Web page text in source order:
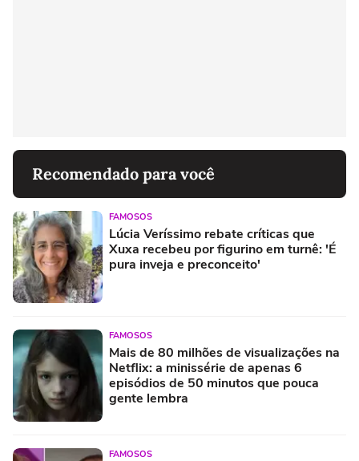
Recomendado para você
FAMOSOS
Lúcia Veríssimo rebate críticas que
Xuxa recebeu por figurino em turnê: 'É
pura inveja e preconceito'
FAMOSOS
Mais de 80 milhões de visualizações na
Netflix: a minissérie de apenas 6
episódios de 50 minutos que pouca
gente lembra
FAMOSOS